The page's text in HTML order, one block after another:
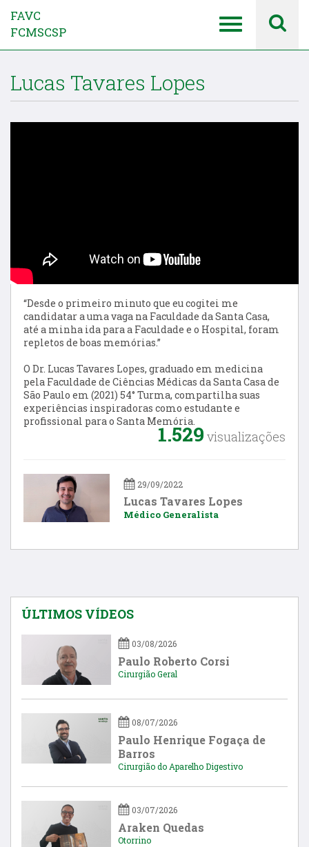
FAVC
FCMSCSP
Lucas Tavares Lopes
“Desde o primeiro minuto que eu cogitei me
candidatar a uma vaga na Faculdade da Santa Casa,
até a minha ida para a Faculdade e o Hospital, foram
repletos de boas memórias.”
O Dr. Lucas Tavares Lopes, graduado em medicina
pela Faculdade de Ciências Médicas da Santa Casa de
São Paulo em (2021) 54° Turma, compartilha suas
experiências inspiradoras como estudante e
profissional para o Santa Memória.
1.529 visualizações
29/09/2022
Lucas Tavares Lopes
Médico Generalista
ÚLTIMOS VÍDEOS
03/08/2026
Paulo Roberto Corsi
Cirurgião Geral
08/07/2026
Paulo Henrique Fogaça de
Barros
Cirurgião do Aparelho Digestivo
03/07/2026
Araken Quedas
Otorrino